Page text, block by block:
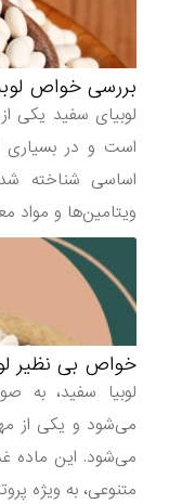
بررسی خواص
لوبیای سفید یکی از
است و در بسیاری از
اساسی شناخته شده
ویتامین‌ها و مواد
خواص بی نظیر
لوبیا سفید، به
می‌شود و یکی از
می‌شود. این ماده
متنوعی، به ویژه